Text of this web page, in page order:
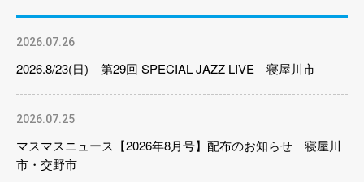
2026.07.26
2026.8/23(日) 第29回 SPECIAL JAZZ LIVE 寝屋川市
2026.07.25
マスマスニュース【2026年8月号】配布のお知らせ 寝屋川
市・交野市